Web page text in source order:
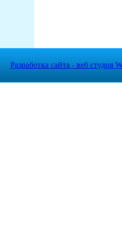
Разработка сайта - веб студия